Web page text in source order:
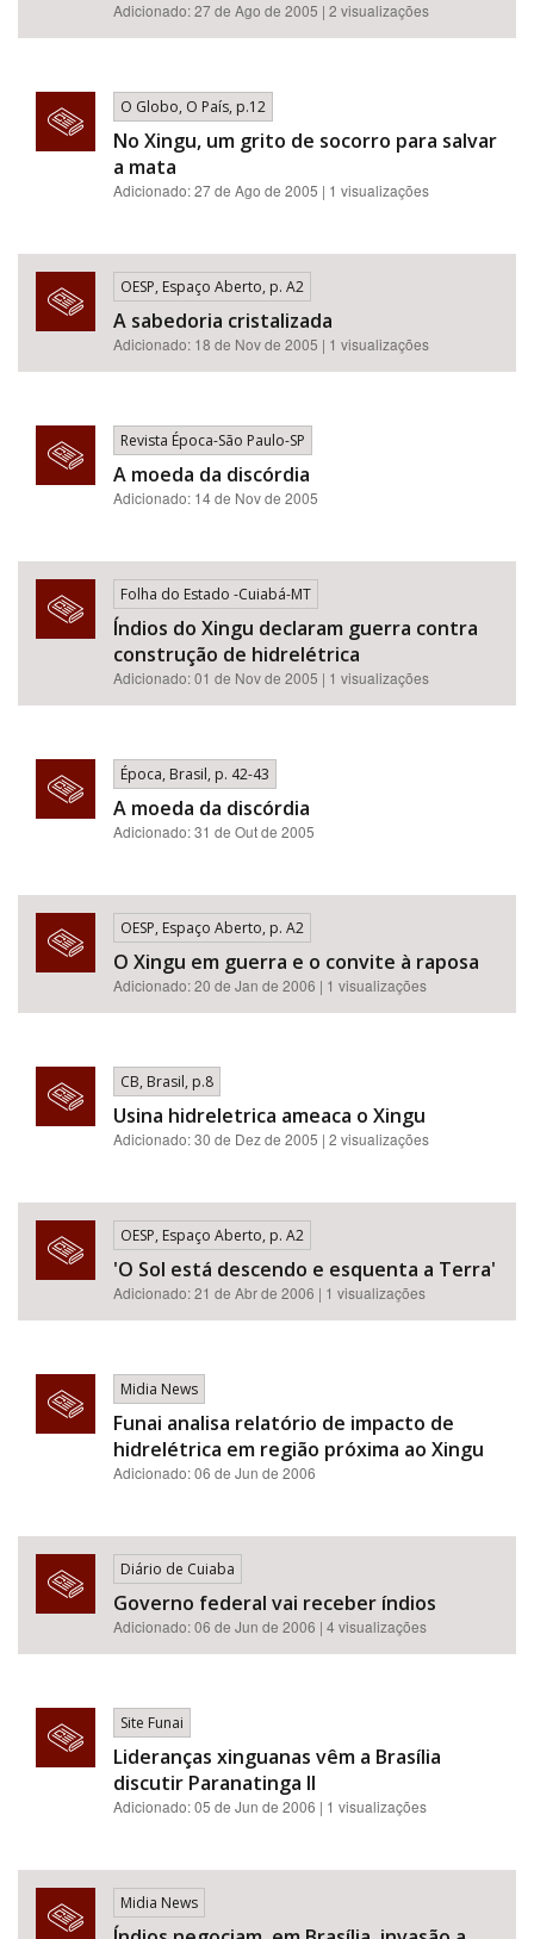
Adicionado: 27 de Ago de 2005 | 2 visualizações
O Globo, O País, p.12
No Xingu, um grito de socorro para salvar
a mata
Adicionado: 27 de Ago de 2005 | 1 visualizações
OESP, Espaço Aberto, p. A2
A sabedoria cristalizada
Adicionado: 18 de Nov de 2005 | 1 visualizações
Revista Época-São Paulo-SP
A moeda da discórdia
Adicionado: 14 de Nov de 2005
Folha do Estado -Cuiabá-MT
Índios do Xingu declaram guerra contra
construção de hidrelétrica
Adicionado: 01 de Nov de 2005 | 1 visualizações
Época, Brasil, p. 42-43
A moeda da discórdia
Adicionado: 31 de Out de 2005
OESP, Espaço Aberto, p. A2
O Xingu em guerra e o convite à raposa
Adicionado: 20 de Jan de 2006 | 1 visualizações
CB, Brasil, p.8
Usina hidreletrica ameaca o Xingu
Adicionado: 30 de Dez de 2005 | 2 visualizações
OESP, Espaço Aberto, p. A2
'O Sol está descendo e esquenta a Terra'
Adicionado: 21 de Abr de 2006 | 1 visualizações
Midia News
Funai analisa relatório de impacto de
hidrelétrica em região próxima ao Xingu
Adicionado: 06 de Jun de 2006
Diário de Cuiaba
Governo federal vai receber índios
Adicionado: 06 de Jun de 2006 | 4 visualizações
Site Funai
Lideranças xinguanas vêm a Brasília
discutir Paranatinga II
Adicionado: 05 de Jun de 2006 | 1 visualizações
Midia News